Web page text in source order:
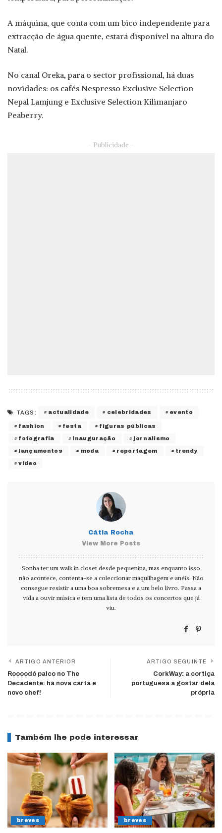
A máquina, que conta com um bico independente para
extracção de água quente, estará disponível na altura do
Natal.
No canal Oreka, para o sector profissional, há duas
novidades: os cafés Nespresso Exclusive Selection
Nepal Lamjung e Exclusive Selection Kilimanjaro
Peaberry.
– Publicidade –
TAGS: actualidade celebridades evento
fashion festa figuras públicas
fotografia inauguração jornalismo
lançamentos moda reportagem trendy
vídeo
Cátia Rocha
View More Posts
Sonha ter um walk in closet desde pequenina, mas enquanto isso
não acontece, contenta-se a coleccionar maquilhagem e anéis. Não
consegue resistir a uma boa sobremesa e a um belo livro. Passa a
vida a ouvir música e tem uma lista de todos os concertos que já
viu.
ARTIGO ANTERIOR
Roooodó palco no The
Decadente: há nova carta e
novo chef!
ARTIGO SEGUINTE
CorkWay: a cortiça
portuguesa a gostar dela
própria
Também lhe pode interessar
breves breves